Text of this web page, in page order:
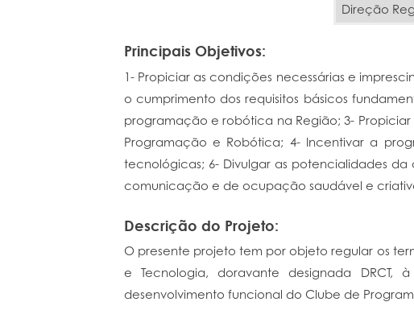
Direção
Principais Objetivos:
1- Propiciar as condições necessárias e
o cumprimento dos requisitos básicos
programação e robótica na Região; 3-
Programação e Robótica; 4- Incentivar a
tecnológicas; 6- Divulgar as potencialidades
comunicação e de ocupação saudável e
Descrição do Projeto:
O presente projeto tem por objeto regular os
e Tecnologia, doravante designada
desenvolvimento funcional do Clube de